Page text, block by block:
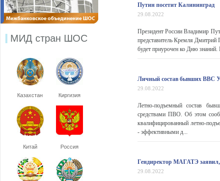
МИД стран ШОС
Казахстан Киргизия
Китай Россия
Путин посетит Калининград
29.08.2022
Президент России Владимир
представитель Кремля Дмитрий
будет приурочен ко Дню знаний.
Личный состав бывших ВВС
29.08.2022
Летно-подъемный состав
средствами ПВО. Об этом
квалифицированный летно-
- эффективными д...
Гендиректор МАГАТЭ заявил,
29.08.2022